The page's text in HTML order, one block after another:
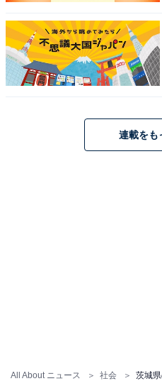
All About ニュース 社会
・
神奈川県の住みここちラン
区」、1位はやはり…！
「大田原市」のどちらに!?
連載をも